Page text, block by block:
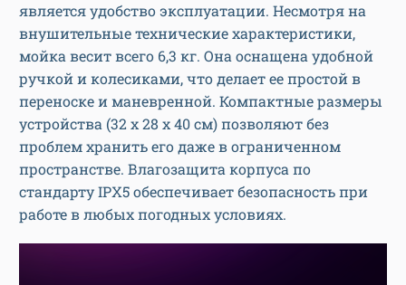
является удобство эксплуатации. Несмотря на
внушительные технические характеристики,
мойка весит всего 6,3 кг. Она оснащена удобной
ручкой и колесиками, что делает ее простой в
переноске и маневренной. Компактные размеры
устройства (32 х 28 х 40 см) позволяют без
проблем хранить его даже в ограниченном
пространстве. Влагозащита корпуса по
стандарту IPX5 обеспечивает безопасность при
работе в любых погодных условиях.